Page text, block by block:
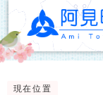
現在位置